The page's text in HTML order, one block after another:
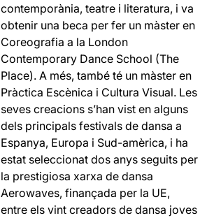
contemporània, teatre i literatura, i va
obtenir una beca per fer un màster en
Coreografia a la London
Contemporary Dance School (The
Place). A més, també té un màster en
Pràctica Escènica i Cultura Visual. Les
seves creacions s’han vist en alguns
dels principals festivals de dansa a
Espanya, Europa i Sud-amèrica, i ha
estat seleccionat dos anys seguits per
la prestigiosa xarxa de dansa
Aerowaves, finançada per la UE,
entre els vint creadors de dansa joves